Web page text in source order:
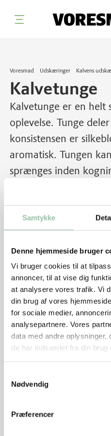
Samtykke
Denne hjemmeside bruger
Vi bruger cookies til at
annoncer, til at vise dig
at analysere vores trafik. Vi
din brug af vores
for sociale medier,
analysepartnere. Vores
data med andre oplysninger,
de har indsamlet fra din brug
Nødvendig
Præferencer
Voresmad Udskæringer Kalvens
Kalvetunge
Kalvetunge er en helt
oplevelse. Tunge
konsistensen er
aromatisk. Tungen
sprænges inden
saltlage eller
Tilberedning